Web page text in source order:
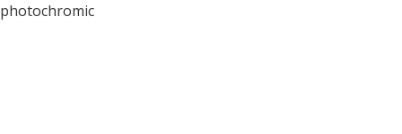
photochromic